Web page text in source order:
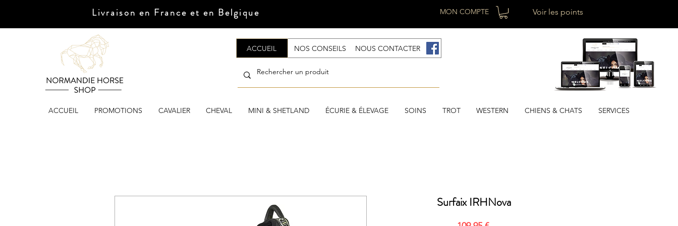
Livraison en France et en Belgique MON COMPTE Voir les points
ACCUEIL NOS CONSEILS NOUS CONTACTER .
ACCUEIL PROMOTIONS CAVALIER CHEVAL MINI & SHETLAND ÉCURIE & ÉLEVAGE SOINS TROT WESTERN CHIENS & CHATS SERVICES
Surfaix IRHNova